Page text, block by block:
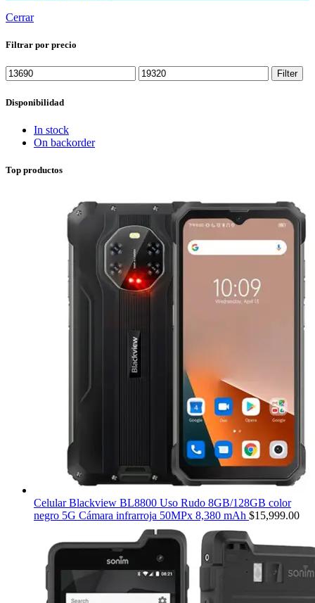
Cerrar
Filtrar por precio
Min
price
Max
price
Filter
Disponibilidad
In stock
On backorder
Top productos
Celular Blackview BL8800 Uso Rudo 8GB/128GB color
negro 5G Cámara infrarroja 50MPx 8,380 mAh $15,999.00